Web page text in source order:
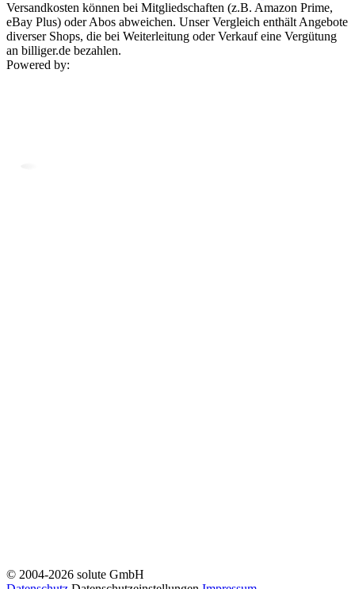
Versandkosten können bei Mitgliedschaften (z.B. Amazon Prime,
eBay Plus) oder Abos abweichen. Unser Vergleich enthält Angebote
diverser Shops, die bei Weiterleitung oder Verkauf eine Vergütung
an billiger.de bezahlen.
Powered by:
© 2004-2026 solute GmbH